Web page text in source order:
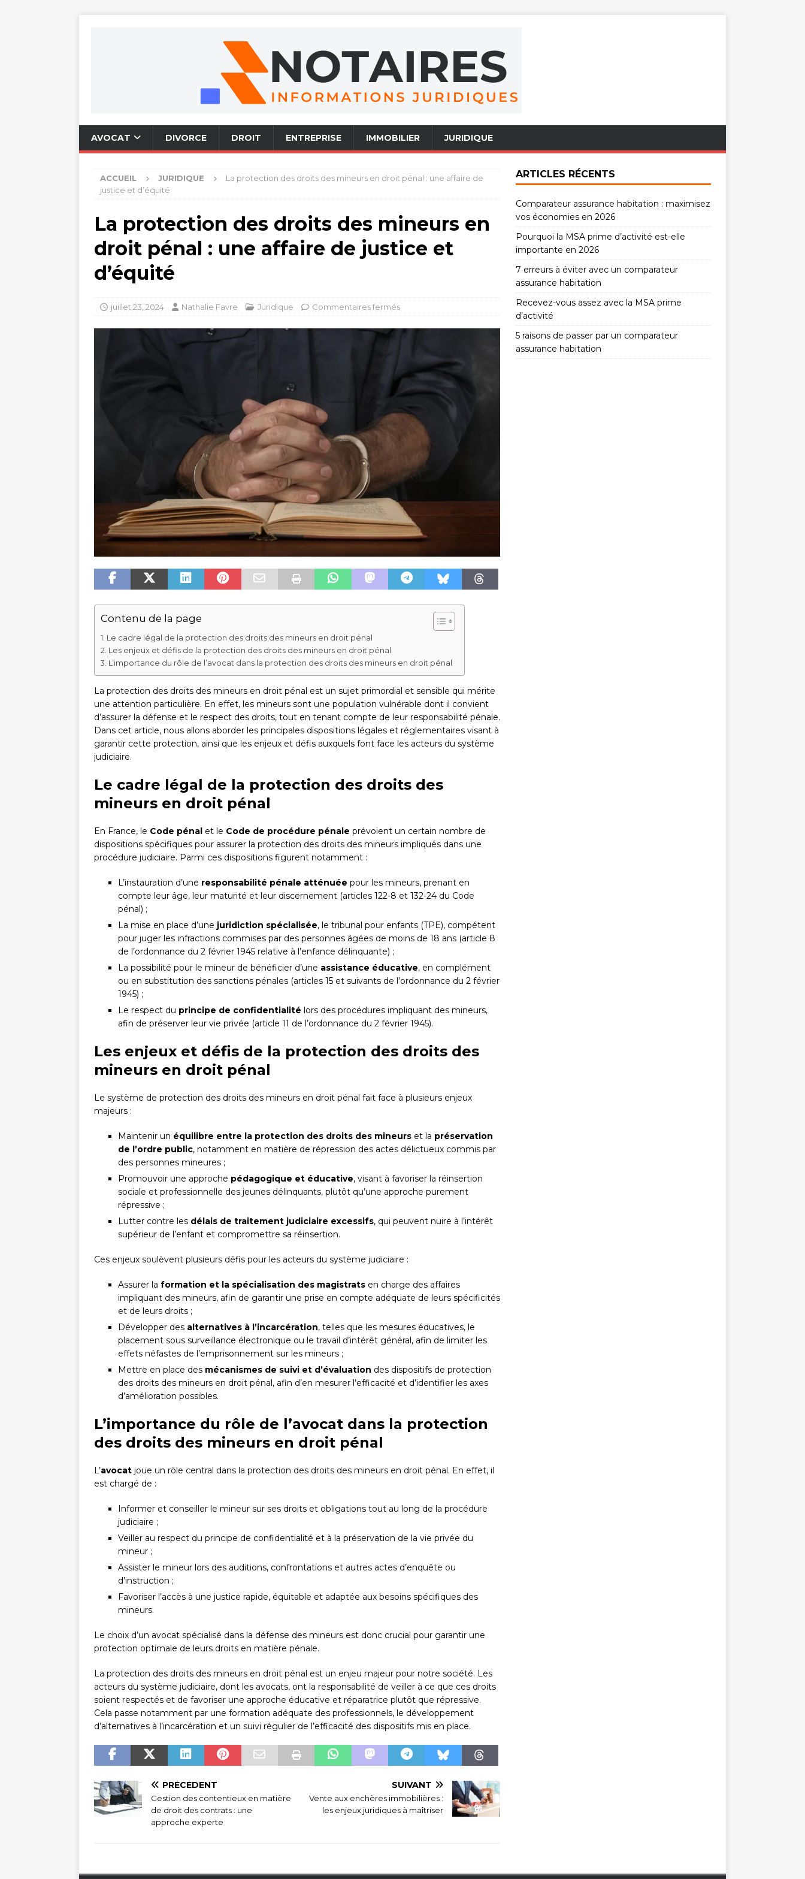
AVOCAT DIVORCE DROIT ENTREPRISE IMMOBILIER JURIDIQUE
ACCUEIL JURIDIQUE
La protection des droits des mineurs en droit pénal : une affaire de
justice et d’équité
La protection des droits des mineurs en
droit pénal : une affaire de justice et
d’équité
juillet 23, 2024 Nathalie Favre Juridique Commentaires fermés
Contenu de la page
Le cadre légal de la protection des droits des mineurs en droit pénal
Les enjeux et défis de la protection des droits des mineurs en droit pénal
L’importance du rôle de l’avocat dans la protection des droits des mineurs en droit pénal
La protection des droits des mineurs en droit pénal est un sujet primordial et sensible qui mérite
une attention particulière. En effet, les mineurs sont une population vulnérable dont il convient
d’assurer la défense et le respect des droits, tout en tenant compte de leur responsabilité pénale.
Dans cet article, nous allons aborder les principales dispositions légales et réglementaires visant à
garantir cette protection, ainsi que les enjeux et défis auxquels font face les acteurs du système
judiciaire.
Le cadre légal de la protection des droits des
mineurs en droit pénal
En France, le Code pénal et le Code de procédure pénale prévoient un certain nombre de
dispositions spécifiques pour assurer la protection des droits des mineurs impliqués dans une
procédure judiciaire. Parmi ces dispositions figurent notamment :
L’instauration d’une responsabilité pénale atténuée pour les mineurs, prenant en
compte leur âge, leur maturité et leur discernement (articles 122-8 et 132-24 du Code
pénal) ;
La mise en place d’une juridiction spécialisée, le tribunal pour enfants (TPE), compétent
pour juger les infractions commises par des personnes âgées de moins de 18 ans (article 8
de l’ordonnance du 2 février 1945 relative à l’enfance délinquante) ;
La possibilité pour le mineur de bénéficier d’une assistance éducative, en complément
ou en substitution des sanctions pénales (articles 15 et suivants de l’ordonnance du 2 février
1945) ;
Le respect du principe de confidentialité lors des procédures impliquant des mineurs,
afin de préserver leur vie privée (article 11 de l’ordonnance du 2 février 1945).
Les enjeux et défis de la protection des droits des
mineurs en droit pénal
Le système de protection des droits des mineurs en droit pénal fait face à plusieurs enjeux
majeurs :
Maintenir un équilibre entre la protection des droits des mineurs et la préservation
de l’ordre public, notamment en matière de répression des actes délictueux commis par
des personnes mineures ;
Promouvoir une approche pédagogique et éducative, visant à favoriser la réinsertion
sociale et professionnelle des jeunes délinquants, plutôt qu’une approche purement
répressive ;
Lutter contre les délais de traitement judiciaire excessifs, qui peuvent nuire à l’intérêt
supérieur de l’enfant et compromettre sa réinsertion.
Ces enjeux soulèvent plusieurs défis pour les acteurs du système judiciaire :
Assurer la formation et la spécialisation des magistrats en charge des affaires
impliquant des mineurs, afin de garantir une prise en compte adéquate de leurs spécificités
et de leurs droits ;
Développer des alternatives à l’incarcération, telles que les mesures éducatives, le
placement sous surveillance électronique ou le travail d’intérêt général, afin de limiter les
effets néfastes de l’emprisonnement sur les mineurs ;
Mettre en place des mécanismes de suivi et d’évaluation des dispositifs de protection
des droits des mineurs en droit pénal, afin d’en mesurer l’efficacité et d’identifier les axes
d’amélioration possibles.
L’importance du rôle de l’avocat dans la protection
des droits des mineurs en droit pénal
L’avocat joue un rôle central dans la protection des droits des mineurs en droit pénal. En effet, il
est chargé de :
Informer et conseiller le mineur sur ses droits et obligations tout au long de la procédure
judiciaire ;
Veiller au respect du principe de confidentialité et à la préservation de la vie privée du
mineur ;
Assister le mineur lors des auditions, confrontations et autres actes d’enquête ou
d’instruction ;
Favoriser l’accès à une justice rapide, équitable et adaptée aux besoins spécifiques des
mineurs.
Le choix d’un avocat spécialisé dans la défense des mineurs est donc crucial pour garantir une
protection optimale de leurs droits en matière pénale.
La protection des droits des mineurs en droit pénal est un enjeu majeur pour notre société. Les
acteurs du système judiciaire, dont les avocats, ont la responsabilité de veiller à ce que ces droits
soient respectés et de favoriser une approche éducative et réparatrice plutôt que répressive.
Cela passe notamment par une formation adéquate des professionnels, le développement
d’alternatives à l’incarcération et un suivi régulier de l’efficacité des dispositifs mis en place.
PRÉCÉDENT
Gestion des contentieux en matière
de droit des contrats : une
approche experte
SUIVANT
Vente aux enchères immobilières :
les enjeux juridiques à maîtriser
ARTICLES RÉCENTS
Comparateur assurance habitation : maximisez
vos économies en 2026
Pourquoi la MSA prime d’activité est-elle
importante en 2026
7 erreurs à éviter avec un comparateur
assurance habitation
Recevez-vous assez avec la MSA prime
d’activité
5 raisons de passer par un comparateur
assurance habitation